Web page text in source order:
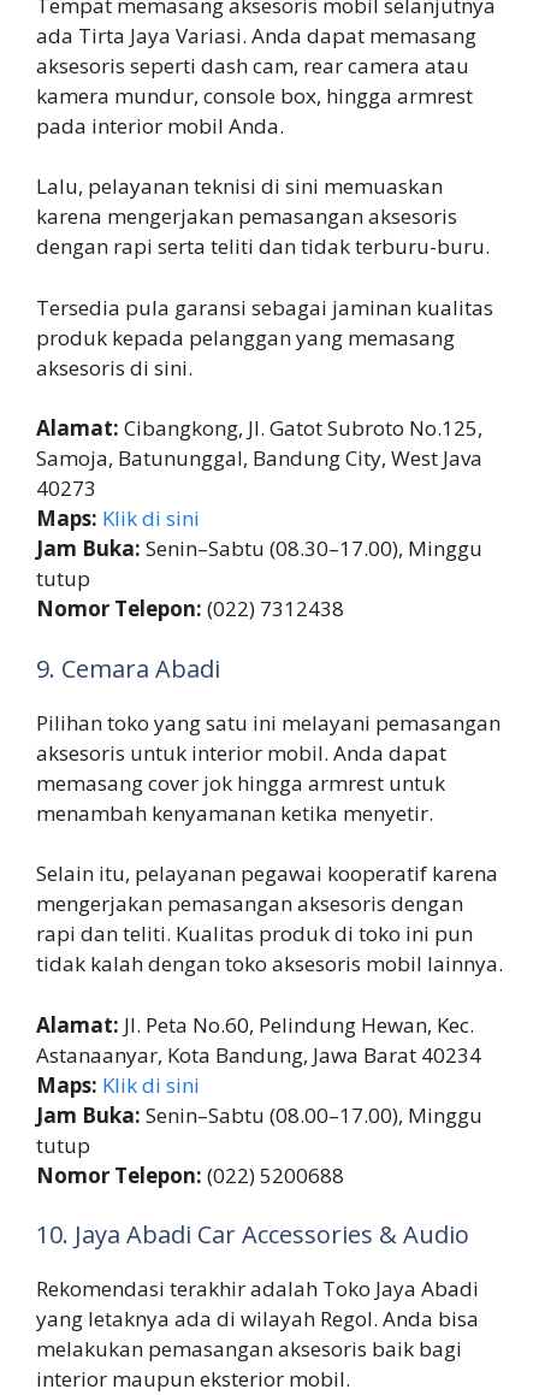
ada Tirta Jaya Variasi. Anda dapat memasang
aksesoris seperti dash cam, rear camera atau
kamera mundur, console box, hingga armrest
pada interior mobil Anda.
Lalu, pelayanan teknisi di sini memuaskan
karena mengerjakan pemasangan aksesoris
dengan rapi serta teliti dan tidak terburu-buru.
Tersedia pula garansi sebagai jaminan kualitas
produk kepada pelanggan yang memasang
aksesoris di sini.
Alamat: Cibangkong, Jl. Gatot Subroto No.125,
Samoja, Batununggal, Bandung City, West Java
40273
Maps: Klik di sini
Jam Buka: Senin–Sabtu (08.30–17.00), Minggu
tutup
Nomor Telepon: (022) 7312438
9. Cemara Abadi
Pilihan toko yang satu ini melayani pemasangan
aksesoris untuk interior mobil. Anda dapat
memasang cover jok hingga armrest untuk
menambah kenyamanan ketika menyetir.
Selain itu, pelayanan pegawai kooperatif karena
mengerjakan pemasangan aksesoris dengan
rapi dan teliti. Kualitas produk di toko ini pun
tidak kalah dengan toko aksesoris mobil lainnya.
Alamat: Jl. Peta No.60, Pelindung Hewan, Kec.
Astanaanyar, Kota Bandung, Jawa Barat 40234
Maps: Klik di sini
Jam Buka: Senin–Sabtu (08.00–17.00), Minggu
tutup
Nomor Telepon: (022) 5200688
10. Jaya Abadi Car Accessories & Audio
Rekomendasi terakhir adalah Toko Jaya Abadi
yang letaknya ada di wilayah Regol. Anda bisa
melakukan pemasangan aksesoris baik bagi
interior maupun eksterior mobil.